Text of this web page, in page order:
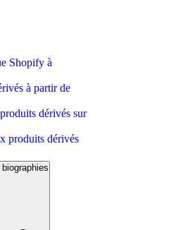
Shopify à
à partir de
dérivés sur
produits dérivés